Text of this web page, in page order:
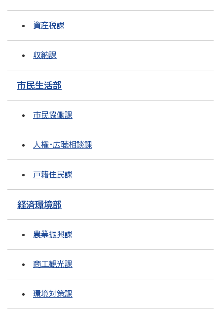
資産税課
収納課
市民生活部
市民協働課
人権・広聴相談課
戸籍住民課
経済環境部
農業振興課
商工観光課
環境対策課